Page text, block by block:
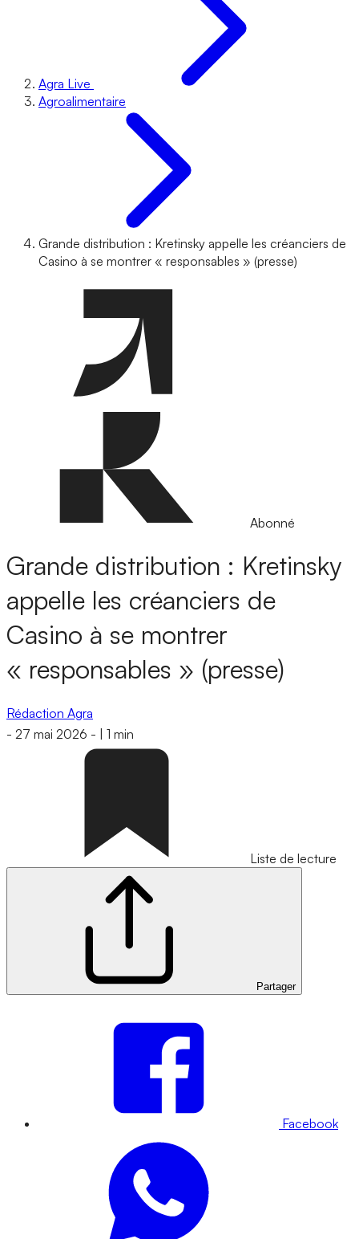
Agra Live
Agroalimentaire
Grande distribution : Kretinsky appelle les créanciers de
Casino à se montrer « responsables » (presse)
Abonné
Grande distribution : Kretinsky
appelle les créanciers de
Casino à se montrer
« responsables » (presse)
Rédaction Agra
- 27 mai 2026 - 1 min
Liste de lecture
Partager
Facebook